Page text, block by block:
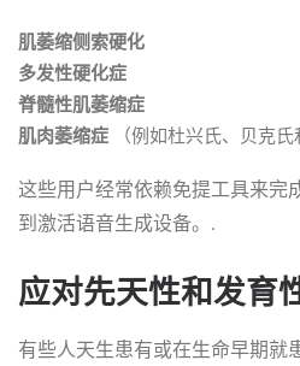
肌萎缩侧索硬化
多发性硬化症
脊髓性肌萎缩症
肌肉萎缩症 （例如杜兴氏、贝克氏
这些用户经常依赖免提工具来完
到激活语音生成设备。.
应对先天性和发育
有些人天生患有或在生命早期就